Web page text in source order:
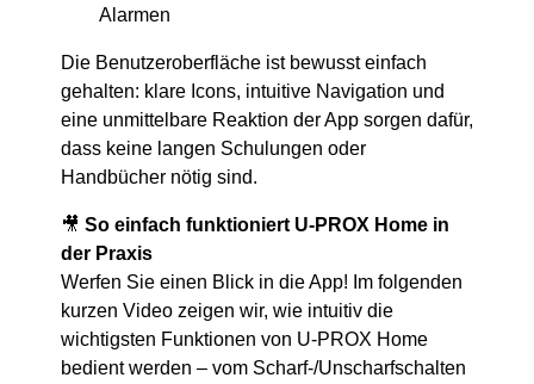
Alarmen
Die Benutzeroberfläche ist bewusst einfach
gehalten: klare Icons, intuitive Navigation und
eine unmittelbare Reaktion der App sorgen dafür,
dass keine langen Schulungen oder
Handbücher nötig sind.
🎥 So einfach funktioniert U-PROX Home in
der Praxis
Werfen Sie einen Blick in die App! Im folgenden
kurzen Video zeigen wir, wie intuitiv die
wichtigsten Funktionen von U-PROX Home
bedient werden – vom Scharf-/Unscharfschalten